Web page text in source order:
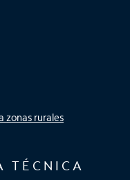
zonas rurales
TÉCNICA